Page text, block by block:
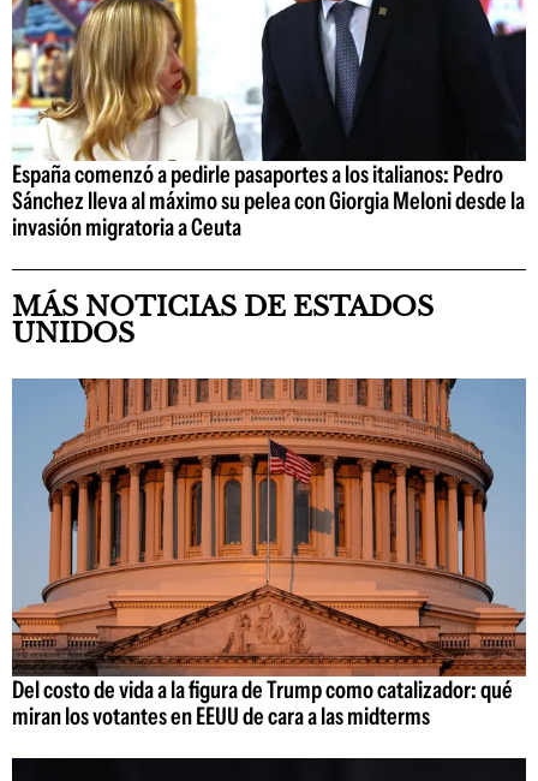
España comenzó a pedirle pasaportes a los italianos: Pedro
Sánchez lleva al máximo su pelea con Giorgia Meloni desde la
invasión migratoria a Ceuta
MÁS NOTICIAS DE ESTADOS
UNIDOS
Del costo de vida a la figura de Trump como catalizador: qué
miran los votantes en EEUU de cara a las midterms